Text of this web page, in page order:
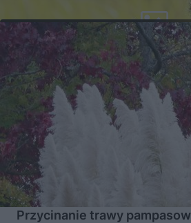
Przycinanie trawy